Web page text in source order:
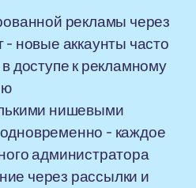
рекламы через
новые аккаунты часто
доступе к рекламному
нишевыми
- каждое
администратора
через рассылки и